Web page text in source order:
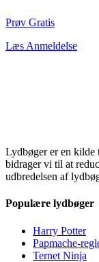
Prøv Gratis
Læs Anmeldelse
Lydbøger er en
bidrager vi til at
udbredelsen af
Populære lydbøger
Harry Potter
Papmache-
Ternet Ninja